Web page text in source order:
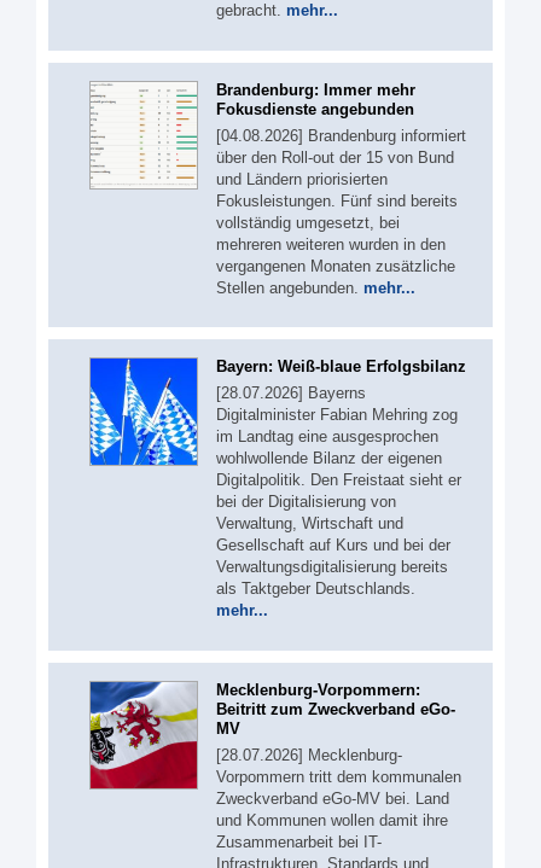
gebracht. mehr...
Brandenburg: Immer mehr
Fokusdienste angebunden
[04.08.2026] Brandenburg informiert
über den Roll-out der 15 von Bund
und Ländern priorisierten
Fokusleistungen. Fünf sind bereits
vollständig umgesetzt, bei
mehreren weiteren wurden in den
vergangenen Monaten zusätzliche
Stellen angebunden. mehr...
Bayern: Weiß-blaue Erfolgsbilanz
[28.07.2026] Bayerns
Digitalminister Fabian Mehring zog
im Landtag eine ausgesprochen
wohlwollende Bilanz der eigenen
Digitalpolitik. Den Freistaat sieht er
bei der Digitalisierung von
Verwaltung, Wirtschaft und
Gesellschaft auf Kurs und bei der
Verwaltungsdigitalisierung bereits
als Taktgeber Deutschlands.
mehr...
Mecklenburg-Vorpommern:
Beitritt zum Zweckverband eGo-
MV
[28.07.2026] Mecklenburg-
Vorpommern tritt dem kommunalen
Zweckverband eGo-MV bei. Land
und Kommunen wollen damit ihre
Zusammenarbeit bei IT-
Infrastrukturen, Standards und